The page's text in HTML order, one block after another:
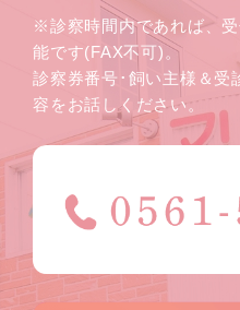
※診察時間内であれば、
能です(FAX不可)。
診察券番号･飼い主様＆受
容をお話しください。